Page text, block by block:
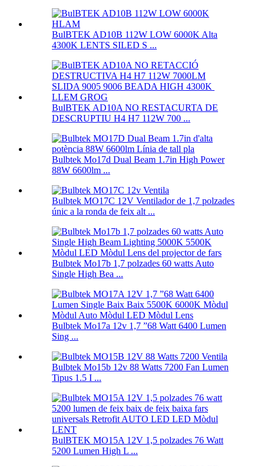
BulBTEK AD10B 112W LOW 6000K Alta
4300K ​​LENTS SILED S ...
BulBTEK AD10A NO RESTACURTA DE
DESCRUPTIU H4 H7 112W 700 ...
Bulbtek Mo17d Dual Beam 1.7in High Power
88W 6600lm ...
Bulbtek MO17C 12V Ventilador de 1,7 polzades
únic a la ronda de feix alt ...
Bulbtek Mo17b 1,7 polzades 60 watts Auto
Single High Bea ...
Bulbtek Mo17a 12v 1,7 ”68 Watt 6400 Lumen
Sing ...
Bulbtek Mo15b 12v 88 Watts 7200 Fan Lumen
Tipus 1.5 I ...
BulBTEK MO15A 12V 1,5 polzades 76 Watt
5200 Lumen High L ...